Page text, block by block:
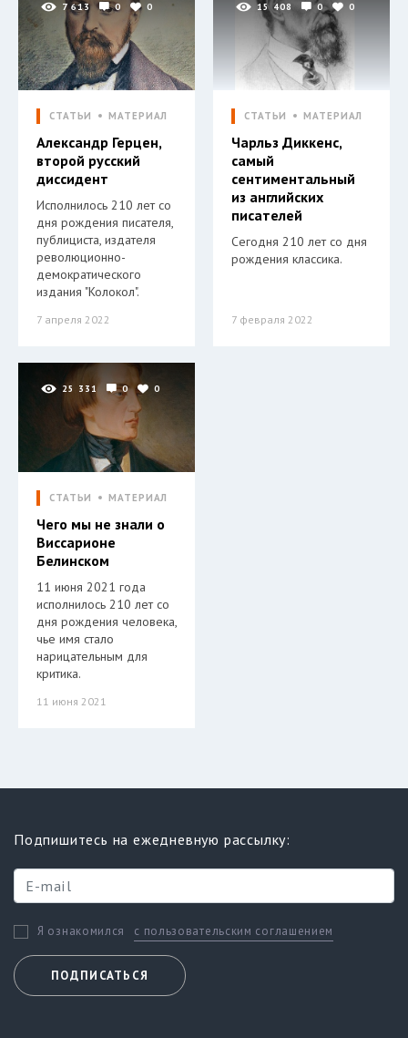
7 613 0 0
СТАТЬИ МАТЕРИАЛ
Александр Герцен,
второй русский
диссидент
Исполнилось 210 лет со
дня рождения писателя,
публициста, издателя
революционно-
демократического
издания "Колокол".
7 апреля 2022
15 408 0 0
СТАТЬИ МАТЕРИАЛ
Чарльз Диккенс,
самый
сентиментальный
из английских
писателей
Сегодня 210 лет со дня
рождения классика.
7 февраля 2022
25 331 0 0
СТАТЬИ МАТЕРИАЛ
Чего мы не знали о
Виссарионе
Белинском
11 июня 2021 года
исполнилось 210 лет со
дня рождения человека,
чье имя стало
нарицательным для
критика.
11 июня 2021
Подпишитесь на ежедневную рассылку:
Я ознакомился с пользовательским соглашением
ПОДПИСАТЬСЯ